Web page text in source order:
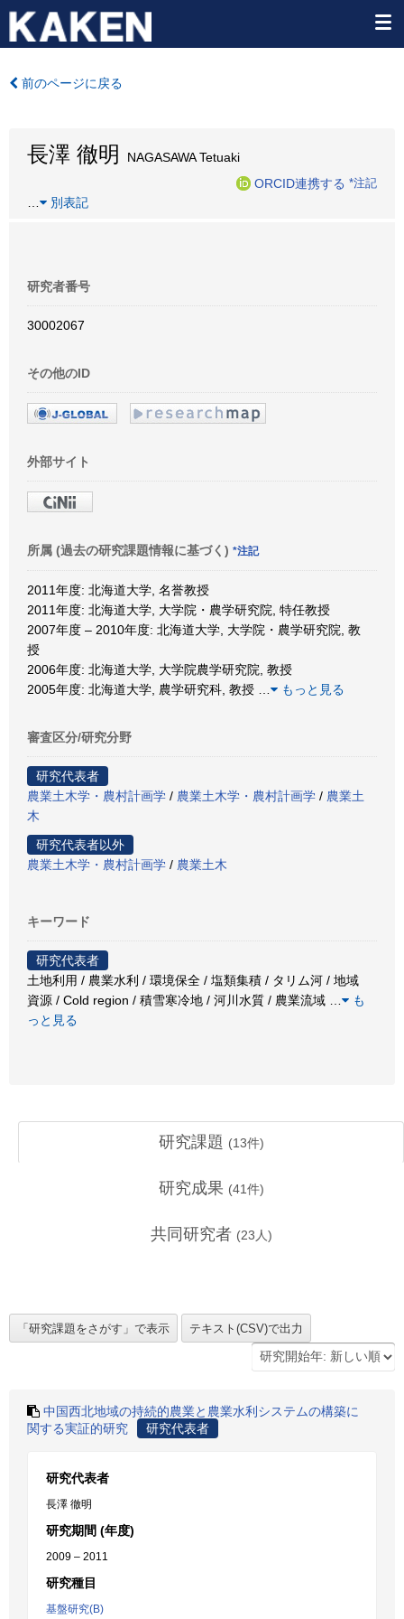
前のページに戻る
長澤 徹明
NAGASAWA Tetuaki
ORCID連携する *注記
別表記
研究者番号
30002067
その他のID
外部サイト
所属 (過去の研究課題情報に基づく) *注記
2011年度: 北海道大学, 名誉教授
2011年度: 北海道大学, 大学院・農学研究院, 特任教授
2007年度 – 2010年度: 北海道大学, 大学院・農学研究院, 教
授
2006年度: 北海道大学, 大学院農学研究院, 教授
2005年度: 北海道大学, 農学研究科, 教授
もっと見る
審査区分/研究分野
研究代表者
農業土木学・農村計画学 / 農業土木学・農村計画学 / 農業土
木
研究代表者以外
農業土木学・農村計画学 / 農業土木
キーワード
研究代表者
土地利用 / 農業水利 / 環境保全 / 塩類集積 / タリム河 / 地域
資源 / Cold region / 積雪寒冷地 / 河川水質 / 農業流域
も
っと見る
研究課題 (13件)
研究成果 (41件)
共同研究者 (23 人)
中国西北地域の持続的農業と農業水利システムの構築に
関する実証的研究
研究代表者
研究代表者
長澤 徹明
研究期間 (年度)
2009 – 2011
研究種目
基盤研究(B)